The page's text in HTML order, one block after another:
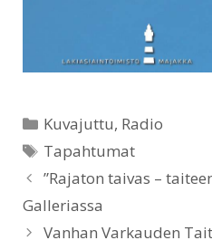
p
k
Kategoriat
Kuvajuttu, Radio
Avainsanat
Tapahtumat
”Rajaton taivas –
Galleriassa
Vanhan Varkauden